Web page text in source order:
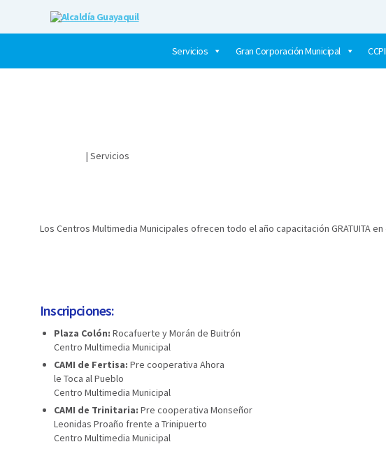
Servicios
Gran Corporación Municipal
| Servicios
​Los Centros Multimedia Municipales ofrecen todo el año capacitación GRATUITA
Inscripciones:
Plaza Colón: Rocafuerte y Morán de Buitrón
Centro Multimedia Municipal
CAMI de Fertisa: Pre cooperativa Ahora
le Toca al Pueblo
Centro Multimedia Municipal
CAMI de Trinitaria: Pre cooperativa Monseñor
Leonidas Proaño frente a Trinipuerto
Centro Multimedia Municipal